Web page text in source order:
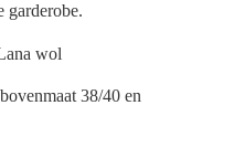
garderobe.
wol
38/40 en